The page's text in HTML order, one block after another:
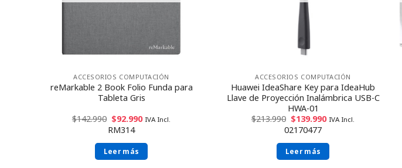
ACCESORIOS COMPUTACIÓN
reMarkable 2 Book Folio Funda para
Tableta Gris
$142.990 $92.990 IVA Incl.
RM314
Leer más
ACCESORIOS COMPUTACIÓN
Huawei IdeaShare Key para IdeaHub
Llave de Proyección Inalámbrica USB-C
HWA-01
$213.990 $139.990 IVA Incl.
02170477
Leer más